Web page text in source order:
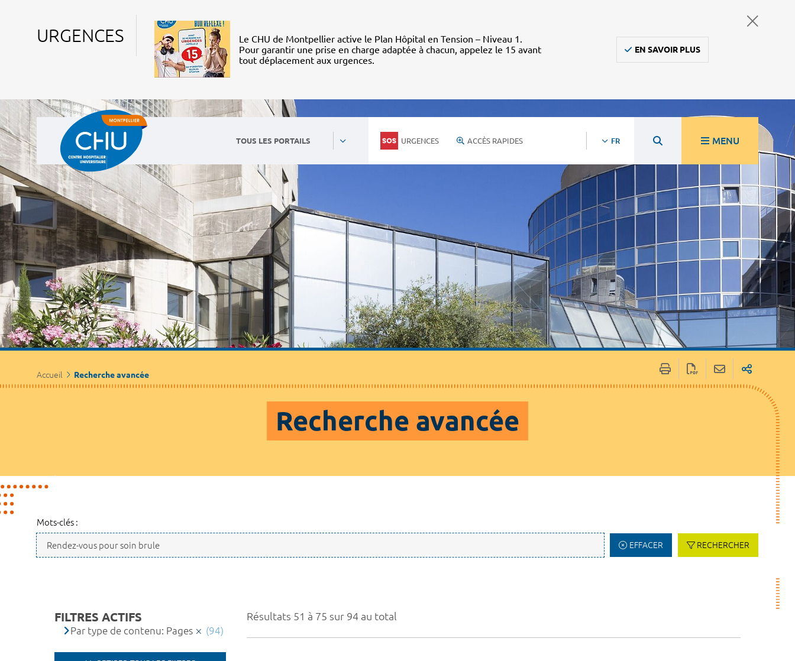
URGENCES
Le CHU de Montpellier active le Plan Hôpital en Tension – Niveau 1.
Pour garantir une prise en charge adaptée à chacun, appelez le 15 avant
tout déplacement aux urgences.
EN SAVOIR PLUS
TOUS LES PORTAILS URGENCES ACCÈS RAPIDES FR MENU
Accueil Recherche avancée
Recherche avancée
Mots-clés :
EFFACER RECHERCHER
Résultats 51 à 75 sur 94 au total
FILTRES ACTIFS
Par type de contenu: Pages (94)